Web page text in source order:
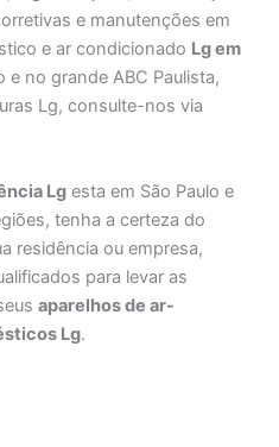
e manutenções em
e ar condicionado Lg em
e no grande ABC Paulista,
Lg, consulte-nos via
Lg esta em São Paulo e
tenha a certeza do
residência ou empresa,
para levar as
aparelhos de ar-
Lg.